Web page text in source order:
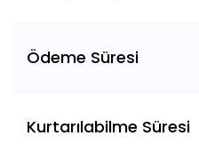
Ödeme Süresi
Kurtarılabilme Süresi